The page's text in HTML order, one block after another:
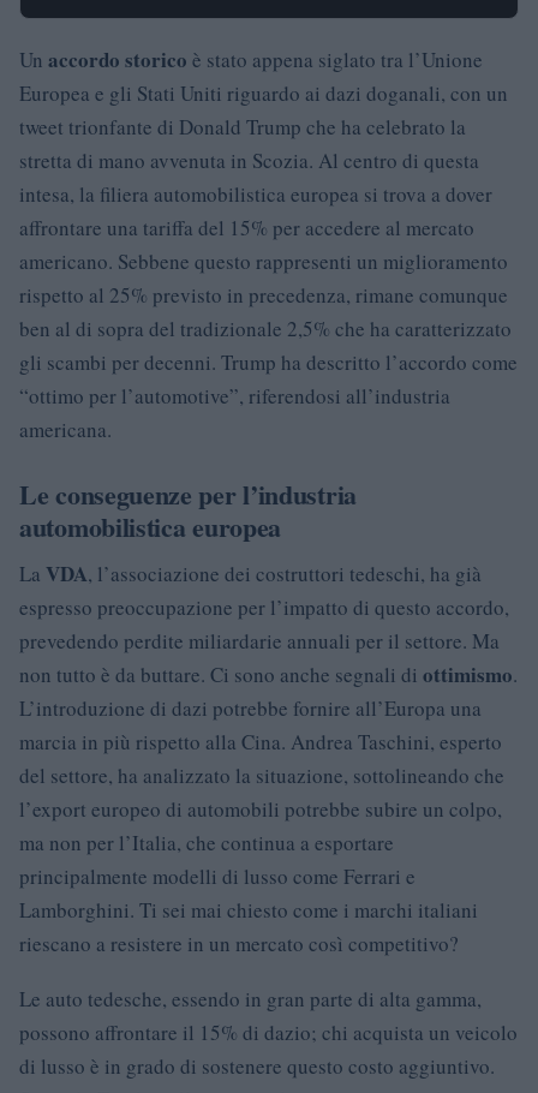
Un accordo storico è stato appena siglato tra l’Unione
Europea e gli Stati Uniti riguardo ai dazi doganali, con un
tweet trionfante di Donald Trump che ha celebrato la
stretta di mano avvenuta in Scozia. Al centro di questa
intesa, la filiera automobilistica europea si trova a dover
affrontare una tariffa del 15% per accedere al mercato
americano. Sebbene questo rappresenti un miglioramento
rispetto al 25% previsto in precedenza, rimane comunque
ben al di sopra del tradizionale 2,5% che ha caratterizzato
gli scambi per decenni. Trump ha descritto l’accordo come
“ottimo per l’automotive”, riferendosi all’industria
americana.
Le conseguenze per l’industria
automobilistica europea
La VDA, l’associazione dei costruttori tedeschi, ha già
espresso preoccupazione per l’impatto di questo accordo,
prevedendo perdite miliardarie annuali per il settore. Ma
non tutto è da buttare. Ci sono anche segnali di ottimismo.
L’introduzione di dazi potrebbe fornire all’Europa una
marcia in più rispetto alla Cina. Andrea Taschini, esperto
del settore, ha analizzato la situazione, sottolineando che
l’export europeo di automobili potrebbe subire un colpo,
ma non per l’Italia, che continua a esportare
principalmente modelli di lusso come Ferrari e
Lamborghini. Ti sei mai chiesto come i marchi italiani
riescano a resistere in un mercato così competitivo?
Le auto tedesche, essendo in gran parte di alta gamma,
possono affrontare il 15% di dazio; chi acquista un veicolo
di lusso è in grado di sostenere questo costo aggiuntivo.